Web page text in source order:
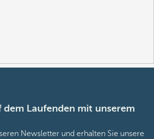
dem Laufenden mit unserem
Newsletter und erhalten Sie unsere